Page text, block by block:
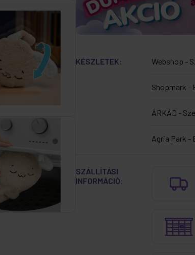
KÉSZLETEK: Webshop -
Shopmark -
ÁRKÁD -
Agria Park -
SZÁLLÍTÁSI
INFORMÁCIÓ: